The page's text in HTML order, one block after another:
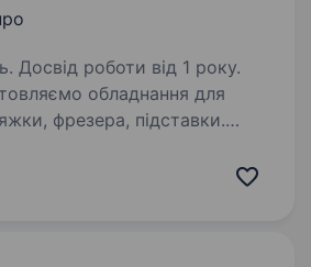
Досвід роботи від 1 року.
обладнання для
фрезера, підставки.
150 оптових магазинів,